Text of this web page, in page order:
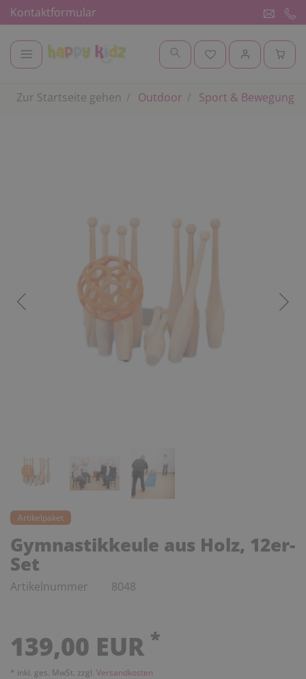
Kontaktformular
Zur Startseite gehen Outdoor Sport & Bewegung
Artikelpaket
Gymnastikkeule aus Holz, 12er-
Set
Artikelnummer 8048
139,00 EUR *
* inkl. ges. MwSt. zzgl. Versandkosten